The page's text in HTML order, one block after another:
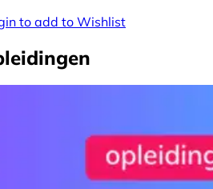
to add to Wishlist